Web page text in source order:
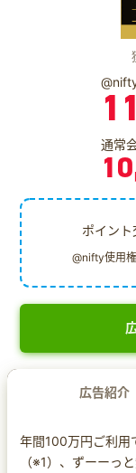
通常
ポイン
@nifty使用
広告紹介
年間100万円ご利用
（※1）、ずーーっ